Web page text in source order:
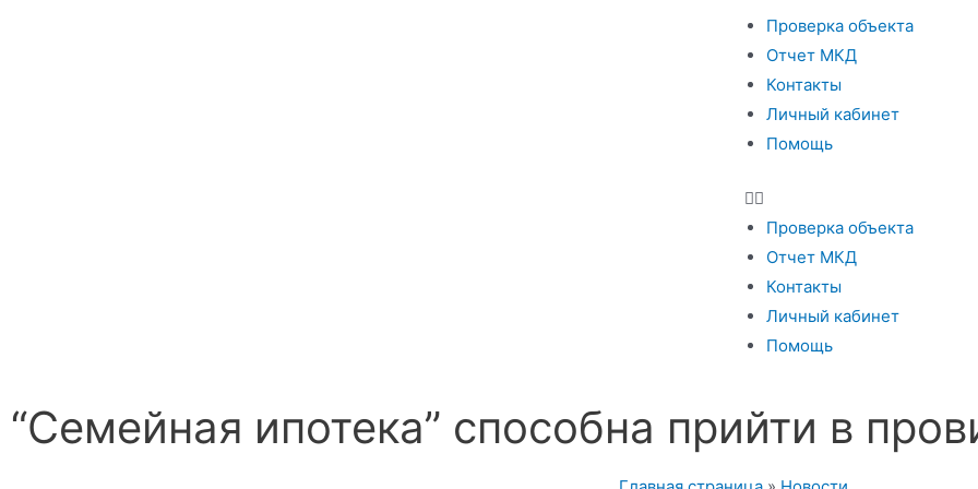
Проверка объекта
Отчет МКД
Контакты
Личный кабинет
Помощь
Проверка объекта
Отчет МКД
Контакты
Личный кабинет
Помощь
“Семейная ипотека” способна прийти в